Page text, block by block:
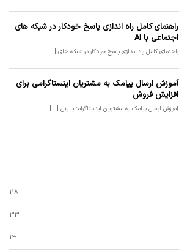
راهنمای کامل راه اندازی پاسخ خودکار در شبکه های
اجتماعی با AI
راهنمای کامل راه اندازی پاسخ خودکار در شبکه های [...]
آموزش ارسال پیامک به مشتریان اینستاگرامی برای
افزایش فروش
آموزش ارسال پیامک به مشتریان اینستاگرام؛ با پنل [...]
118
33
13